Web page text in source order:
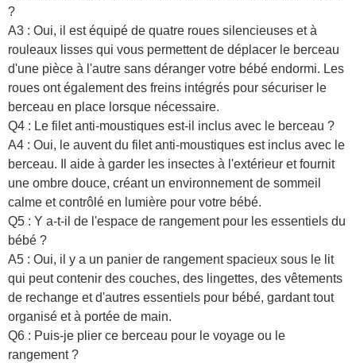
?
A3 : Oui, il est équipé de quatre roues silencieuses et à
rouleaux lisses qui vous permettent de déplacer le berceau
d'une pièce à l'autre sans déranger votre bébé endormi. Les
roues ont également des freins intégrés pour sécuriser le
berceau en place lorsque nécessaire.
Q4 : Le filet anti-moustiques est-il inclus avec le berceau ?
A4 : Oui, le auvent du filet anti-moustiques est inclus avec le
berceau. Il aide à garder les insectes à l'extérieur et fournit
une ombre douce, créant un environnement de sommeil
calme et contrôlé en lumière pour votre bébé.
Q5 : Y a-t-il de l'espace de rangement pour les essentiels du
bébé ?
A5 : Oui, il y a un panier de rangement spacieux sous le lit
qui peut contenir des couches, des lingettes, des vêtements
de rechange et d'autres essentiels pour bébé, gardant tout
organisé et à portée de main.
Q6 : Puis-je plier ce berceau pour le voyage ou le
rangement ?